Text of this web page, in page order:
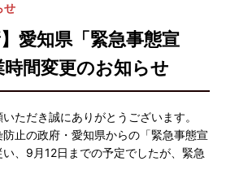
せ
愛知県「緊急事態宣
間変更のお知らせ
ただき誠にありがとうございます。
止の政府・愛知県からの「緊急事態宣
、9月12日までの予定でしたが、緊急